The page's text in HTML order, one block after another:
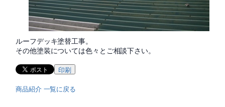
ルーフデッキ塗替工事。
その他塗装については色々とご相談下さい。
印刷
商品紹介 一覧に戻る